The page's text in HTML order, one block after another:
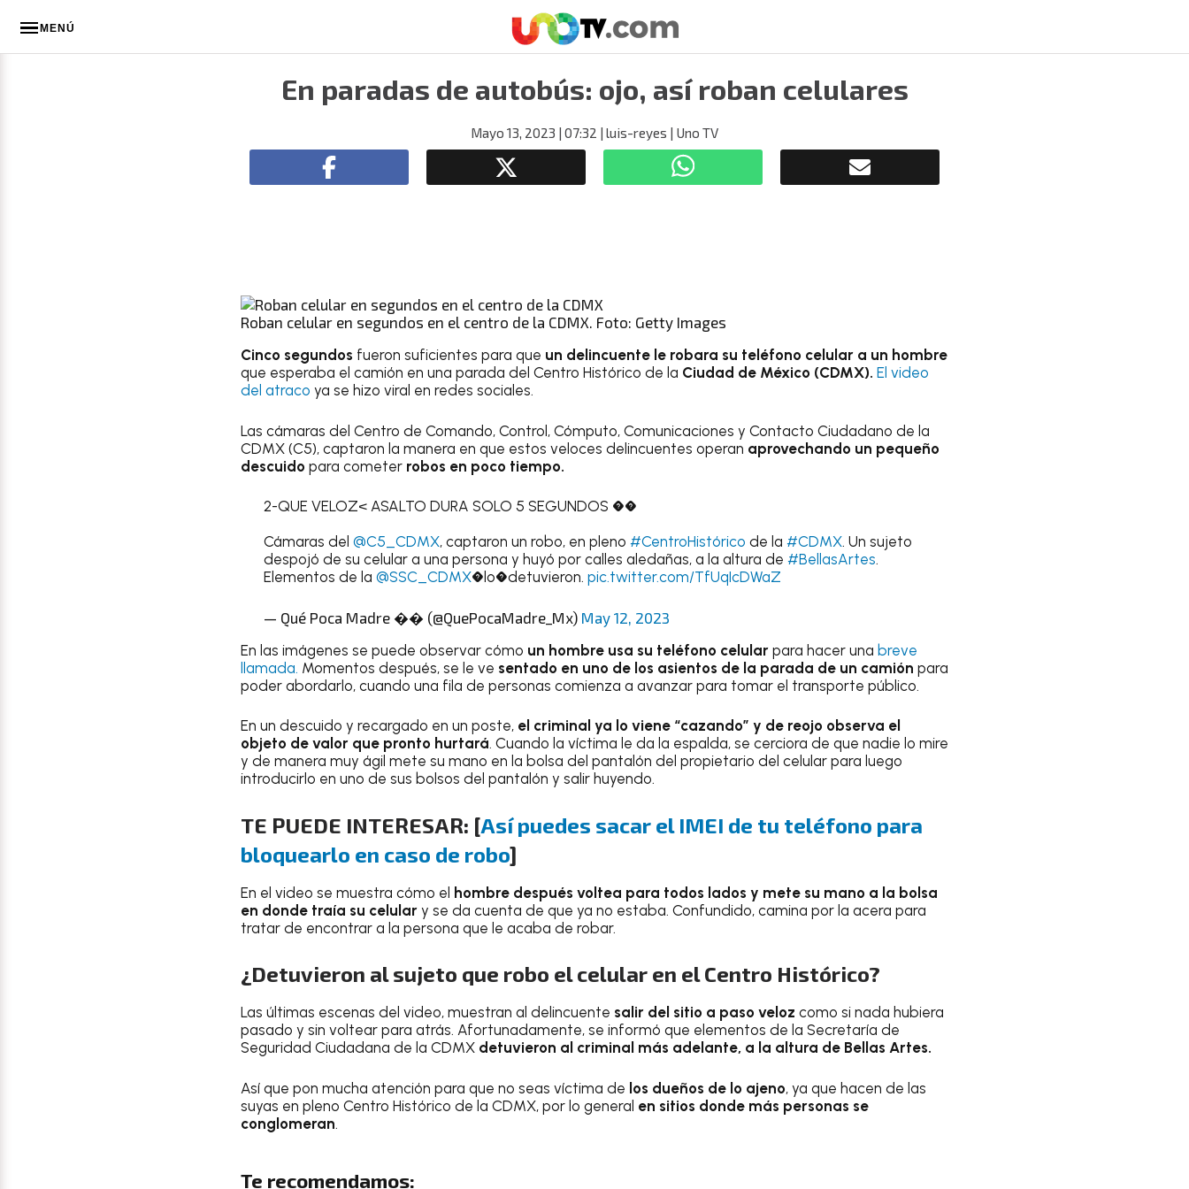
MENÚ
En paradas de autobús: ojo, así roban celulares
Mayo 13, 2023 | 07:32 | luis-reyes | Uno TV
Roban celular en segundos en el centro de la CDMX. Foto: Getty Images
Cinco segundos fueron suficientes para que un delincuente le robara su teléfono celular a un hombre
que esperaba el camión en una parada del Centro Histórico de la Ciudad de México (CDMX). El video
del atraco ya se hizo viral en redes sociales.
Las cámaras del Centro de Comando, Control, Cómputo, Comunicaciones y Contacto Ciudadano de la
CDMX (C5), captaron la manera en que estos veloces delincuentes operan aprovechando un pequeño
descuido para cometer robos en poco tiempo.
2-QUE VELOZ< ASALTO DURA SOLO 5 SEGUNDOS ��
Cámaras del @C5_CDMX, captaron un robo, en pleno #CentroHistórico de la #CDMX. Un sujeto
despojó de su celular a una persona y huyó por calles aledañas, a la altura de #BellasArtes.
Elementos de la @SSC_CDMX�lo�detuvieron. pic.twitter.com/TfUqIcDWaZ
— Qué Poca Madre �� (@QuePocaMadre_Mx) May 12, 2023
En las imágenes se puede observar cómo un hombre usa su teléfono celular para hacer una breve
llamada. Momentos después, se le ve sentado en uno de los asientos de la parada de un camión para
poder abordarlo, cuando una fila de personas comienza a avanzar para tomar el transporte público.
En un descuido y recargado en un poste, el criminal ya lo viene “cazando” y de reojo observa el
objeto de valor que pronto hurtará. Cuando la víctima le da la espalda, se cerciora de que nadie lo mire
y de manera muy ágil mete su mano en la bolsa del pantalón del propietario del celular para luego
introducirlo en uno de sus bolsos del pantalón y salir huyendo.
TE PUEDE INTERESAR: [Así puedes sacar el IMEI de tu teléfono para
bloquearlo en caso de robo]
En el video se muestra cómo el hombre después voltea para todos lados y mete su mano a la bolsa
en donde traía su celular y se da cuenta de que ya no estaba. Confundido, camina por la acera para
tratar de encontrar a la persona que le acaba de robar.
¿Detuvieron al sujeto que robo el celular en el Centro Histórico?
Las últimas escenas del video, muestran al delincuente salir del sitio a paso veloz como si nada hubiera
pasado y sin voltear para atrás. Afortunadamente, se informó que elementos de la Secretaría de
Seguridad Ciudadana de la CDMX detuvieron al criminal más adelante, a la altura de Bellas Artes.
Así que pon mucha atención para que no seas víctima de los dueños de lo ajeno, ya que hacen de las
suyas en pleno Centro Histórico de la CDMX, por lo general en sitios donde más personas se
conglomeran.
Te recomendamos: